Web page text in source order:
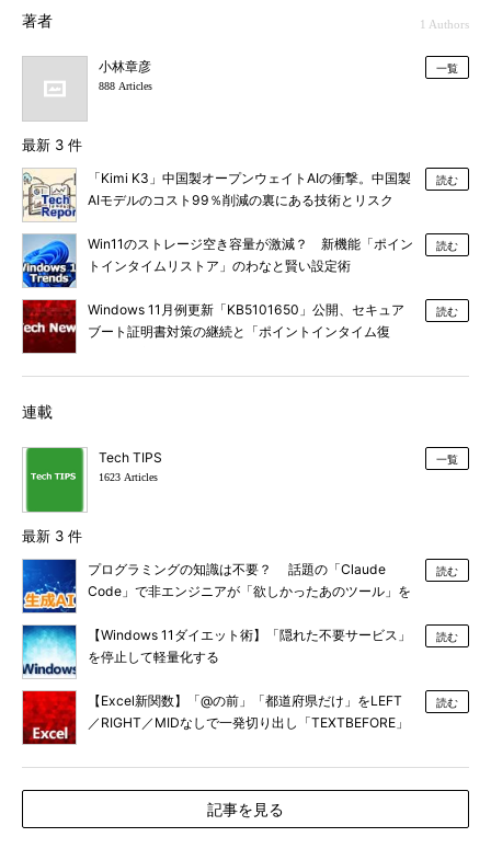
著者 1 Authors
小林章彦
888 Articles
一覧
最新 3 件
「Kimi K3」中国製オープンウェイトAIの衝撃。中国製
AIモデルのコスト99％削減の裏にある技術とリスク
読む
Win11のストレージ空き容量が激減？ 新機能「ポイン
トインタイムリストア」のわなと賢い設定術
読む
Windows 11月例更新「KB5101650」公開、セキュア
ブート証明書対策の継続と「ポイントインタイム復
読む
連載
Tech TIPS
1623 Articles
一覧
最新 3 件
プログラミングの知識は不要？ 話題の「Claude
Code」で非エンジニアが「欲しかったあのツール」を
読む
【Windows 11ダイエット術】「隠れた不要サービス」
を停止して軽量化する
読む
【Excel新関数】「@の前」「都道府県だけ」をLEFT
／RIGHT／MIDなしで一発切り出し「TEXTBEFORE」
読む
記事を見る